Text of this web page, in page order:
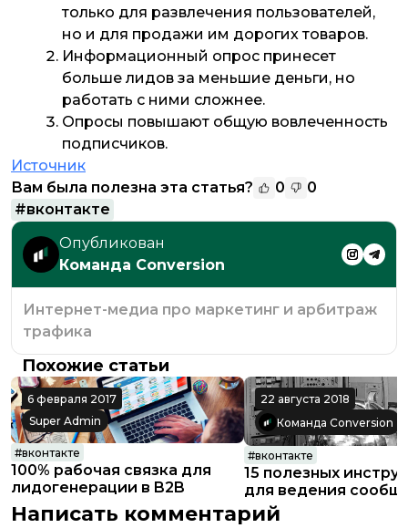
только для развлечения пользователей,
но и для продажи им дорогих товаров.
Информационный опрос принесет
больше лидов за меньшие деньги, но
работать с ними сложнее.
Опросы повышают общую вовлеченность
подписчиков.
Источник
Вам была полезна эта статья?
0
0
#вконтакте
Опубликован
Команда Conversion
Интернет-медиа про маркетинг и арбитраж
трафика
Похожие статьи
6 февраля 2017
Super Admin
#вконтакте
100% рабочая связка для
лидогенерации в B2B
22 августа 2018
Команда Conversion
#вконтакте
15 полезных
для ведения
ВКонтакте
Написать комментарий